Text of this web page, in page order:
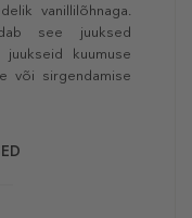
vanillilõhnaga.
see juuksed
kuumuse
või sirgendamise